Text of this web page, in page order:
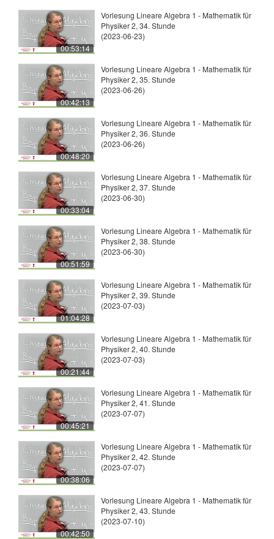
00:53:14
Vorlesung Lineare Algebra 1 - Mathematik für
Physiker 2, 34. Stunde
(2023-06-23)
00:42:13
Vorlesung Lineare Algebra 1 - Mathematik für
Physiker 2, 35. Stunde
(2023-06-26)
00:48:20
Vorlesung Lineare Algebra 1 - Mathematik für
Physiker 2, 36. Stunde
(2023-06-26)
00:33:04
Vorlesung Lineare Algebra 1 - Mathematik für
Physiker 2, 37. Stunde
(2023-06-30)
00:51:59
Vorlesung Lineare Algebra 1 - Mathematik für
Physiker 2, 38. Stunde
(2023-06-30)
01:04:28
Vorlesung Lineare Algebra 1 - Mathematik für
Physiker 2, 39. Stunde
(2023-07-03)
00:21:44
Vorlesung Lineare Algebra 1 - Mathematik für
Physiker 2, 40. Stunde
(2023-07-03)
00:45:21
Vorlesung Lineare Algebra 1 - Mathematik für
Physiker 2, 41. Stunde
(2023-07-07)
00:38:06
Vorlesung Lineare Algebra 1 - Mathematik für
Physiker 2, 42. Stunde
(2023-07-07)
00:42:50
Vorlesung Lineare Algebra 1 - Mathematik für
Physiker 2, 43. Stunde
(2023-07-10)